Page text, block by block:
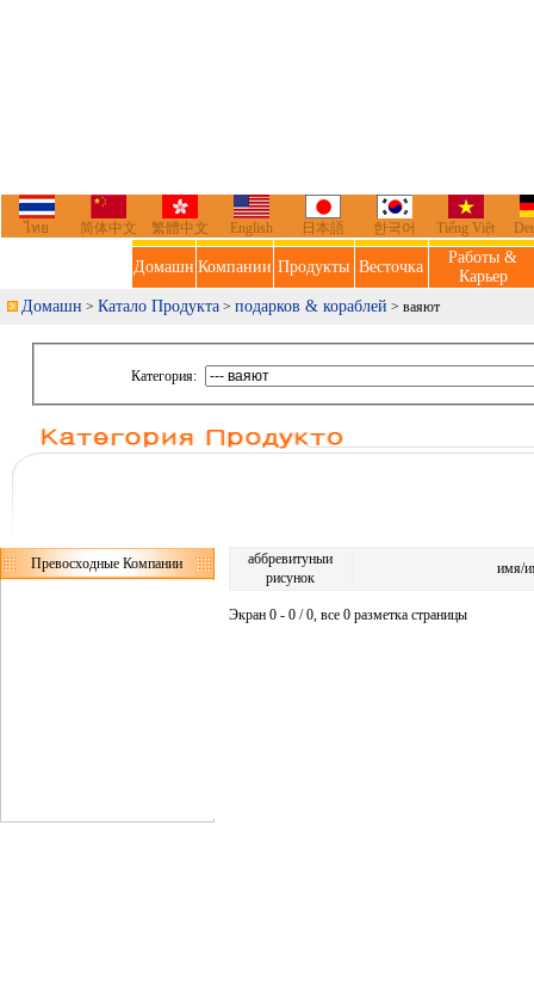
ไทย 简体中文 繁體中文 English 日本語 한국어 Tiếng Việt
Домашн Компании Продукты Весточка
Работы &
Карьер
Домашн > Катало Продукта > подарков & кораблей > ваяют
Категория:
Превосходные Компании
аббревитуныи
рисунок
имя/
Экран 0 - 0 / 0, все 0 разметка страницы